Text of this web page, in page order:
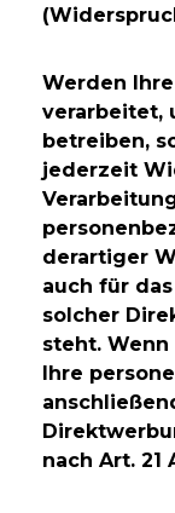
Werden
verarbeitet,
betreiben,
jederzeit
derartiger
auch für
solcher
steht.
Ihre
nach Art. 21